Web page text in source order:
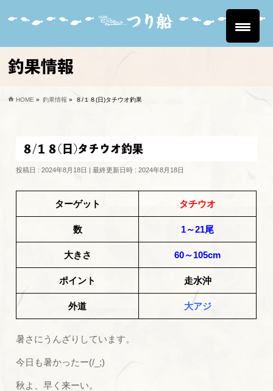
釣果情報
HOME » 釣果情報 » ８/１８(日)タチウオ釣果
８/１８(日)タチウオ釣果
投稿日 : 2024年8月18日 最終更新日時 : 2024年8月18日
ターゲット タチウオ
数 1～21尾
大きさ 60～105cm
ポイント 走水沖
外道 大アジ
暑さにうんざりしています。
今日も暑かったー(/_;)
秋よ、早く来ーい。